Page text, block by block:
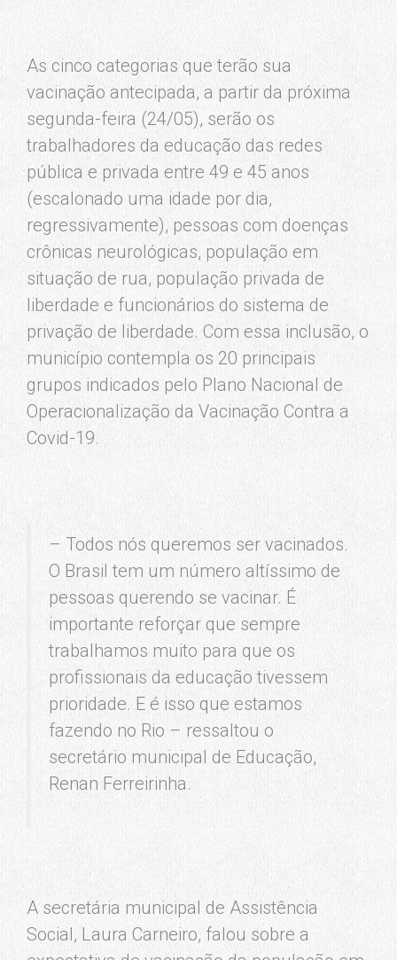
As cinco categorias que terão sua
vacinação antecipada, a partir da próxima
segunda-feira (24/05), serão os
trabalhadores da educação das redes
pública e privada entre 49 e 45 anos
(escalonado uma idade por dia,
regressivamente), pessoas com doenças
crônicas neurológicas, população em
situação de rua, população privada de
liberdade e funcionários do sistema de
privação de liberdade. Com essa inclusão, o
município contempla os 20 principais
grupos indicados pelo Plano Nacional de
Operacionalização da Vacinação Contra a
Covid-19.
– Todos nós queremos ser vacinados.
O Brasil tem um número altíssimo de
pessoas querendo se vacinar. É
importante reforçar que sempre
trabalhamos muito para que os
profissionais da educação tivessem
prioridade. E é isso que estamos
fazendo no Rio – ressaltou o
secretário municipal de Educação,
Renan Ferreirinha.
A secretária municipal de Assistência
Social, Laura Carneiro, falou sobre a